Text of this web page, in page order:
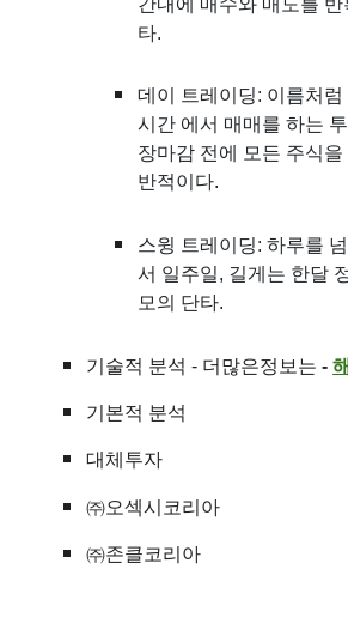
타.
데이 트레이딩: 이름처
시간 에서 매매를 하는
장마감 전에 모든 주식
반적이다.
스윙 트레이딩: 하루를
서 일주일, 길게는 한달
모의 단타.
기술적 분석 - 더많은정보는 -
기본적 분석
대체투자
㈜오섹시코리아
㈜존클코리아